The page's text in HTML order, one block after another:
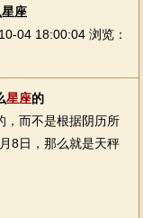
座
04 18:00:04 浏览：
星座的
而不是根据阴历所
8日，那么就是天秤